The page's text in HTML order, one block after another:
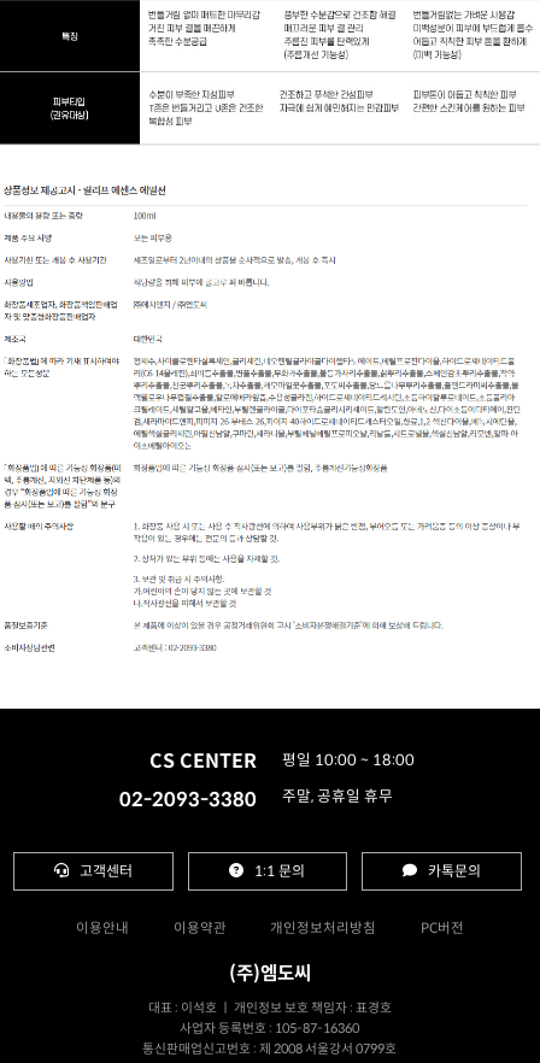
CS CENTER
02-2093-3380
평일 10:00 ~ 18:00
주말, 공휴일 휴무
고객센터 1:1 문의 카톡문의
이용안내 이용약관 개인정보처리방침 PC버전
(주)엠도씨
대표 : 이석호 ㅣ 개인정보 보호 책임자 : 표경호
사업자 등록번호 : 105-87-16360
통신판매업신고번호 : 제 2008 서울강서 0799호